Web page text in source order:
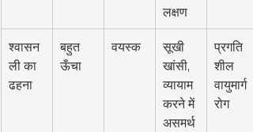
लक्षण
श्वासन
ली का
ढहना
बहुत
ऊँचा
वयस्क
सूखी
खांसी,
व्यायाम
करने में
असमर्थ
प्रगति
शील
वायुमार्ग
रोग